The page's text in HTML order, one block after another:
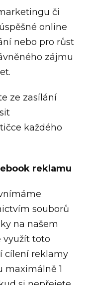
či
online
nebo pro růst
zájmu
ze zasílání
každého
reklamu
souborů
na našem
využít toto
cílení reklamy
maximálně 1